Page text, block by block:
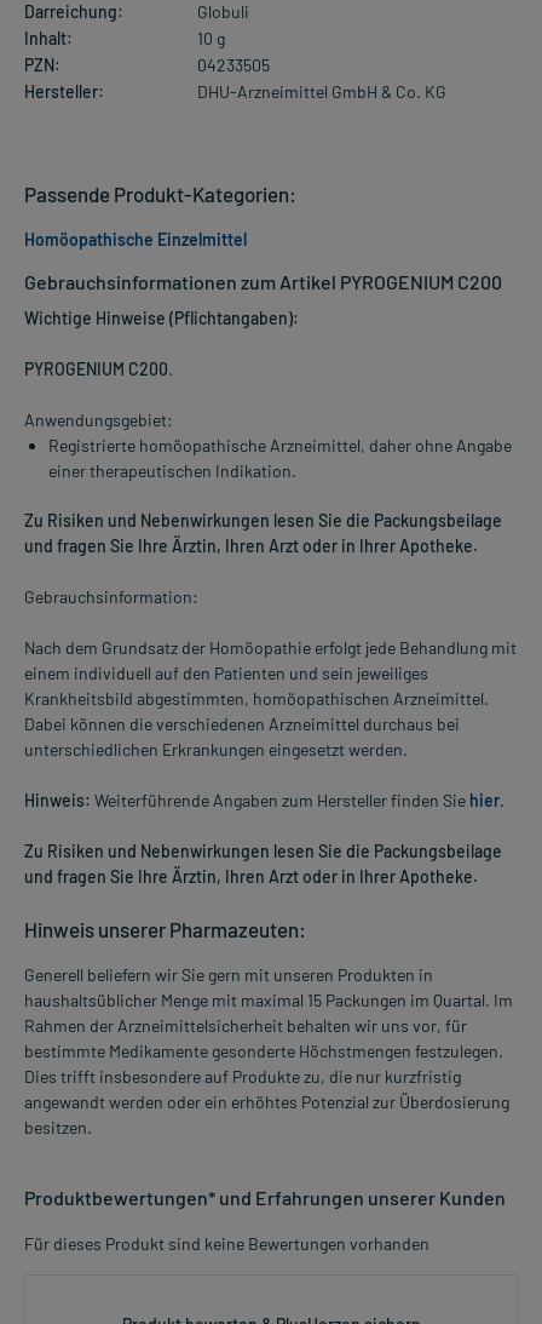
Darreichung:
Globuli
Inhalt:
10 g
PZN:
04233505
Hersteller:
DHU-Arzneimittel GmbH & Co. KG
Gebrauchsinformationen zum Artikel PYROGENIUM C200
Wichtige Hinweise (Pflichtangaben):
PYROGENIUM C200.
Anwendungsgebiet:
Registrierte homöopathische Arzneimittel, daher ohne Angabe
einer therapeutischen Indikation.
Zu Risiken und Nebenwirkungen lesen Sie die Packungsbeilage
und fragen Sie Ihre Ärztin, Ihren Arzt oder in Ihrer Apotheke.
Gebrauchsinformation:
Nach dem Grundsatz der Homöopathie erfolgt jede Behandlung mit
einem individuell auf den Patienten und sein jeweiliges
Krankheitsbild abgestimmten, homöopathischen Arzneimittel.
Dabei können die verschiedenen Arzneimittel durchaus bei
unterschiedlichen Erkrankungen eingesetzt werden.
Hinweis: Weiterführende Angaben zum Hersteller finden Sie hier.
Zu Risiken und Nebenwirkungen lesen Sie die Packungsbeilage
und fragen Sie Ihre Ärztin, Ihren Arzt oder in Ihrer Apotheke.
Hinweis unserer Pharmazeuten:
Generell beliefern wir Sie gern mit unseren Produkten in
haushaltsüblicher Menge mit maximal 15 Packungen im Quartal. Im
Rahmen der Arzneimittelsicherheit behalten wir uns vor, für
bestimmte Medikamente gesonderte Höchstmengen festzulegen.
Dies trifft insbesondere auf Produkte zu, die nur kurzfristig
angewandt werden oder ein erhöhtes Potenzial zur Überdosierung
besitzen.
Produktbewertungen* und Erfahrungen unserer Kunden
Für dieses Produkt sind keine Bewertungen vorhanden
Passende Produkt-Kategorien:
Homöopathische Einzelmittel